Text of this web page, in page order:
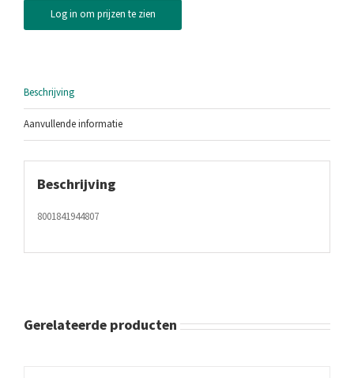
Log in om prijzen te zien
Beschrijving
Aanvullende informatie
Beschrijving
8001841944807
Gerelateerde producten